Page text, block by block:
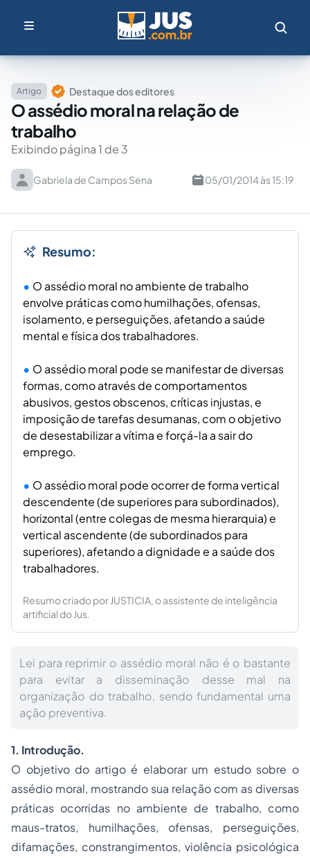
Artigo Destaque dos editores
O assédio moral na relação de
trabalho
Exibindo página 1 de 3
Gabriela de Campos Sena 05/01/2014 às 15:19
Resumo:
O assédio moral no ambiente de trabalho
envolve práticas como humilhações, ofensas,
isolamento, e perseguições, afetando a saúde
mental e física dos trabalhadores.
O assédio moral pode se manifestar de diversas
formas, como através de comportamentos
abusivos, gestos obscenos, críticas injustas, e
imposição de tarefas desumanas, com o objetivo
de desestabilizar a vítima e forçá-la a sair do
emprego.
O assédio moral pode ocorrer de forma vertical
descendente (de superiores para subordinados),
horizontal (entre colegas de mesma hierarquia) e
vertical ascendente (de subordinados para
superiores), afetando a dignidade e a saúde dos
trabalhadores.
Resumo criado por JUSTICIA, o assistente de inteligência
artificial do Jus.
Lei para reprimir o assédio moral não é o bastante
para evitar a disseminação desse mal na
organização do trabalho, sendo fundamental uma
ação preventiva.
1. Introdução.
O objetivo do artigo é elaborar um estudo sobre o
assédio moral, mostrando sua relação com as diversas
práticas ocorridas no ambiente de trabalho, como
maus-tratos, humilhações, ofensas, perseguições,
difamações, constrangimentos, violência psicológica